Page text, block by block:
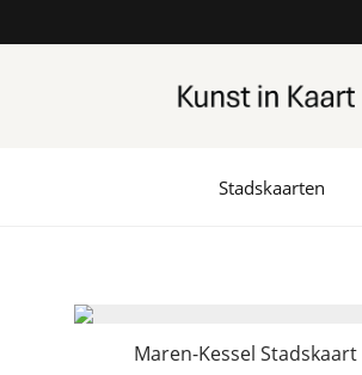
Stadskaarten
Maren-Kessel Stadskaart